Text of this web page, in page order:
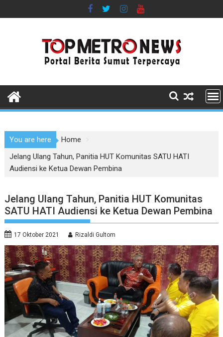
to
You are here
Home
Jelang Ulang Tahun, Panitia HUT Komunitas SATU HATI
Audiensi ke Ketua Dewan Pembina
Jelang Ulang Tahun, Panitia HUT Komunitas
SATU HATI Audiensi ke Ketua Dewan Pembina
17 Oktober 2021 Rizaldi Gultom